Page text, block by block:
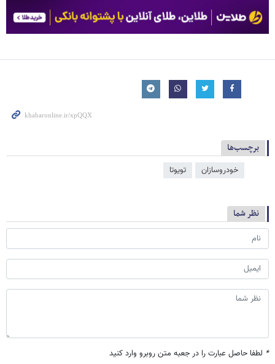
برچسب‌ها
خودروسازان تویوتا
نظر شما
* لطفا حاصل عبارت را در جعبه متن روبرو وارد کنید